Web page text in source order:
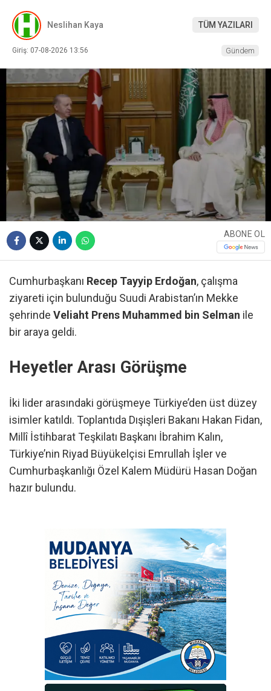
Neslihan Kaya TÜM YAZILARI
Giriş: 07-08-2026 13:56 Gündem
ABONE OL
Cumhurbaşkanı Recep Tayyip Erdoğan, çalışma
ziyareti için bulunduğu Suudi Arabistan’ın Mekke
şehrinde Veliaht Prens Muhammed bin Selman ile
bir araya geldi.
Heyetler Arası Görüşme
İki lider arasındaki görüşmeye Türkiye’den üst düzey
isimler katıldı. Toplantıda Dışişleri Bakanı Hakan Fidan,
Millî İstihbarat Teşkilatı Başkanı İbrahim Kalın,
Türkiye’nin Riyad Büyükelçisi Emrullah İşler ve
Cumhurbaşkanlığı Özel Kalem Müdürü Hasan Doğan
hazır bulundu.